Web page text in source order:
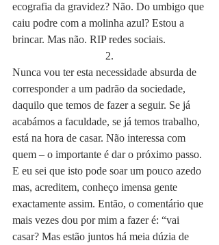
ecografia da gravidez? Não. Do umbigo que
caiu podre com a molinha azul? Estou a
brincar. Mas não. RIP redes sociais.
2.
Nunca vou ter esta necessidade absurda de
corresponder a um padrão da sociedade,
daquilo que temos de fazer a seguir. Se já
acabámos a faculdade, se já temos trabalho,
está na hora de casar. Não interessa com
quem – o importante é dar o próximo passo.
E eu sei que isto pode soar um pouco azedo
mas, acreditem, conheço imensa gente
exactamente assim. Então, o comentário que
mais vezes dou por mim a fazer é: “vai
casar? Mas estão juntos há meia dúzia de